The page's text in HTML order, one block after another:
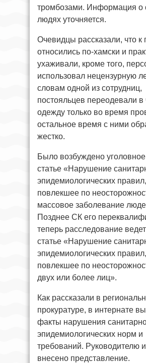
тромбозами. Информация о
людях уточняется.
Очевидцы рассказали, что к
относились по-хамски и
ухаживали, кроме того,
использовал нецензурную
словам одной из сотрудниц,
постояльцев переодевали в
одежду только во время
остальное время с ними
жестко.
Было возбуждено
статье «Нарушение
эпидемиологических правил,
повлекшее по
массовое заболевание
Позднее СК его
теперь расследование
статье «Нарушение
эпидемиологических правил,
повлекшее по
двух или более лиц».
Как рассказали в
прокуратуре, в интернате
факты нарушения
эпидемиологических норм и
требований. Руководителю
внесено представление.